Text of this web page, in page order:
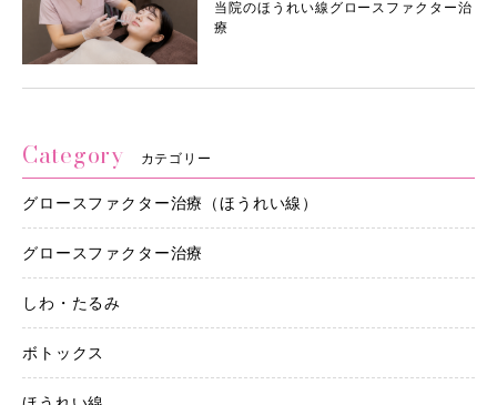
当院のほうれい線グロースファクター治
療
Category カテゴリー
グロースファクター治療（ほうれい線）
グロースファクター治療
しわ・たるみ
ボトックス